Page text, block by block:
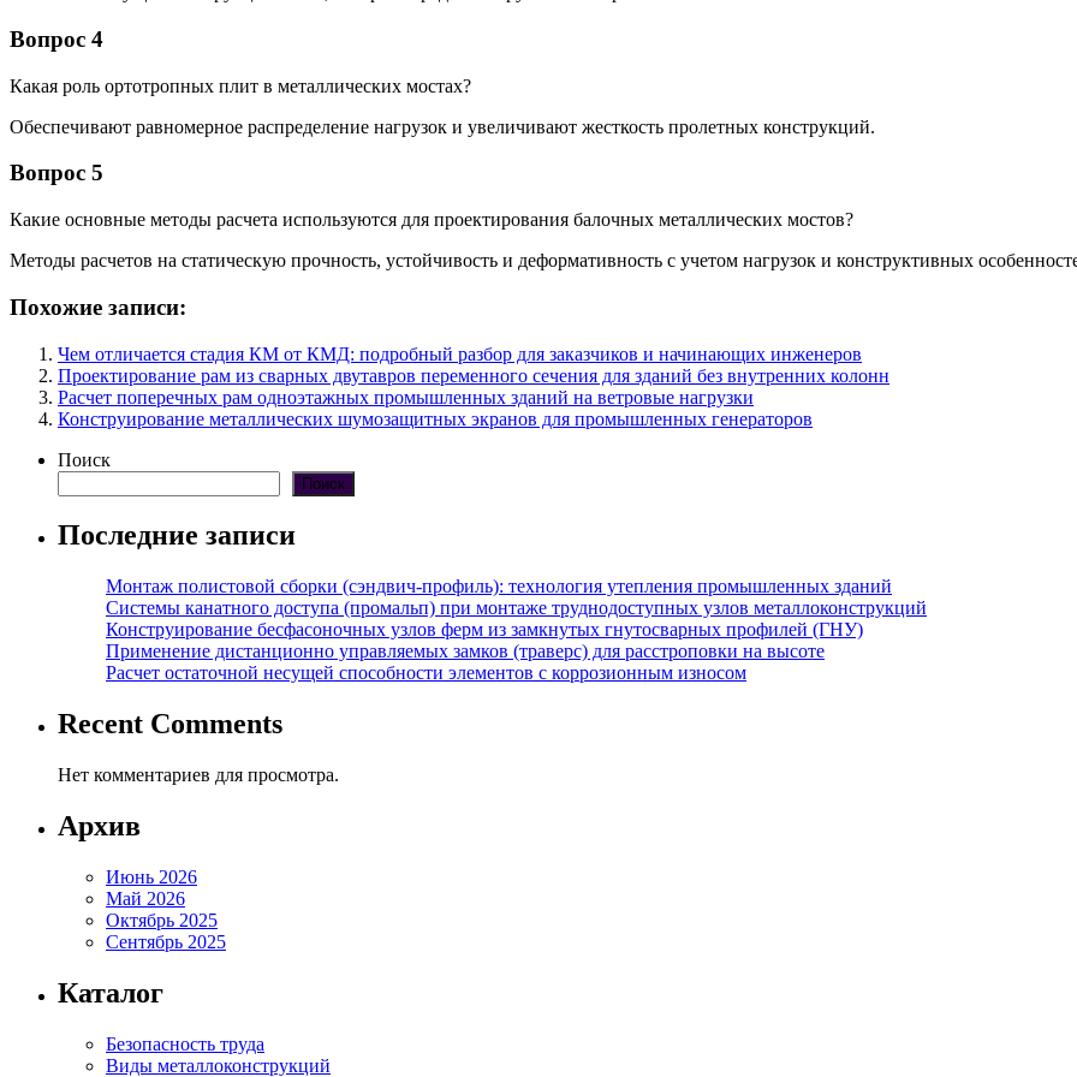
Вопрос 4
Какая роль ортотропных плит в металлических мостах?
Обеспечивают равномерное распределение нагрузок и увеличивают жесткость пролетных конструкций.
Вопрос 5
Какие основные методы расчета используются для проектирования балочных металлических мостов?
Методы расчетов на статическую прочность, устойчивость и деформативность с учетом нагрузок и конструктивных
Похожие записи:
Чем отличается стадия КМ от КМД: подробный разбор для заказчиков и начинающих инженеров
Проектирование рам из сварных двутавров переменного сечения для зданий без внутренних колонн
Расчет поперечных рам одноэтажных промышленных зданий на ветровые нагрузки
Конструирование металлических шумозащитных экранов для промышленных генераторов
Поиск
Поиск
Последние записи
Монтаж полистовой сборки (сэндвич-профиль): технология утепления промышленных зданий
Системы канатного доступа (промальп) при монтаже труднодоступных узлов металлоконструкций
Конструирование бесфасоночных узлов ферм из замкнутых гнутосварных профилей (ГНУ)
Применение дистанционно управляемых замков (траверс) для расстроповки на высоте
Расчет остаточной несущей способности элементов с коррозионным износом
Recent Comments
Нет комментариев для просмотра.
Архив
Июнь 2026
Май 2026
Октябрь 2025
Сентябрь 2025
Каталог
Безопасность труда
Виды металлоконструкций